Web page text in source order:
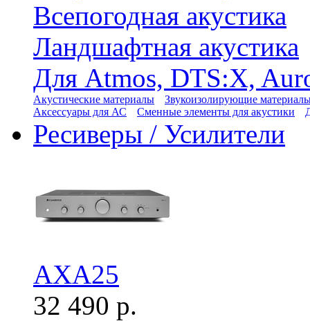
Всепогодная акустика
Ландшафтная акустика
Для Atmos, DTS:X,
Акустические материалы
Звукоизолирующие
Аксессуары для АС
Сменные элементы для акустики
Ресиверы / Усилители
AXA25
32 490 р.